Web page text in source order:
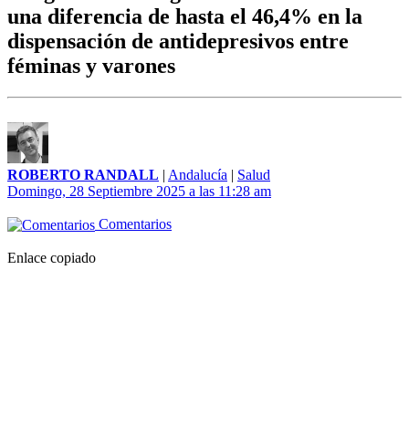
una diferencia de hasta el 46,4% en la
dispensación de antidepresivos entre
féminas y varones
ROBERTO RANDALL | Andalucía | Salud
Domingo, 28 Septiembre 2025 a las 11:28 am
Comentarios
Enlace copiado